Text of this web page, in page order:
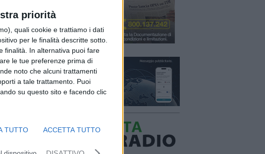
priorità
quali cookie e trattiamo i dati
per le finalità descritte sotto.
finalità. In alternativa puoi fare
le tue preferenze prima di
noto che alcuni trattamenti
a tale trattamento. Puoi
su questo sito e facendo clic
TUTTO ACCETTA TUTTO
a